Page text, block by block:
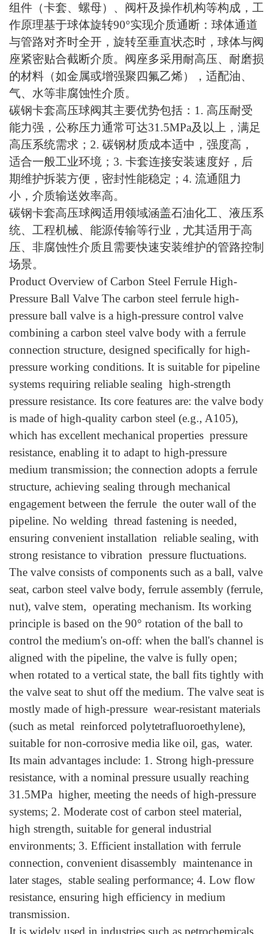
组件（卡套、螺母）、阀杆及操作机构等构成，工
作原理基于球体旋转90°实现介质通断：球体通道
与管路对齐时全开，旋转至垂直状态时，球体与阀
座紧密贴合截断介质。阀座多采用耐高压、耐磨损
的材料（如金属或增强聚四氟乙烯），适配油、
气、水等非腐蚀性介质。
碳钢卡套高压球阀其主要优势包括： 1. 高压耐受
能力强，公称压力通常可达31.5MPa及以上，满足
高压系统需求；2. 碳钢材质成本适中，强度高，
适合一般工业环境；3. 卡套连接安装速度好，后
期维护拆装方便，密封性能稳定；4. 流通阻力
小，介质输送效率高。
碳钢卡套高压球阀适用领域涵盖石油化工、液压系
统、工程机械、能源传输等行业，尤其适用于高
压、非腐蚀性介质且需要快速安装维护的管路控制
场景。
Product Overview of Carbon Steel Ferrule High-
Pressure Ball Valve The carbon steel ferrule high-
pressure ball valve is a high-pressure control valve
combining a carbon steel valve body with a ferrule
connection structure, designed specifically for high-
pressure working conditions. It is suitable for pipeline
systems requiring reliable sealing high-strength
pressure resistance. Its core features are: the valve body
is made of high-quality carbon steel (e.g., A105),
which has excellent mechanical properties pressure
resistance, enabling it to adapt to high-pressure
medium transmission; the connection adopts a ferrule
structure, achieving sealing through mechanical
engagement between the ferrule the outer wall of the
pipeline. No welding thread fastening is needed,
ensuring convenient installation reliable sealing, with
strong resistance to vibration pressure fluctuations.
The valve consists of components such as a ball, valve
seat, carbon steel valve body, ferrule assembly (ferrule,
nut), valve stem, operating mechanism. Its working
principle is based on the 90° rotation of the ball to
control the medium's on-off: when the ball's channel is
aligned with the pipeline, the valve is fully open;
when rotated to a vertical state, the ball fits tightly with
the valve seat to shut off the medium. The valve seat is
mostly made of high-pressure wear-resistant materials
(such as metal reinforced polytetrafluoroethylene),
suitable for non-corrosive media like oil, gas, water.
Its main advantages include: 1. Strong high-pressure
resistance, with a nominal pressure usually reaching
31.5MPa higher, meeting the needs of high-pressure
systems; 2. Moderate cost of carbon steel material,
high strength, suitable for general industrial
environments; 3. Efficient installation with ferrule
connection, convenient disassembly maintenance in
later stages, stable sealing performance; 4. Low flow
resistance, ensuring high efficiency in medium
transmission.
It is widely used in industries such as petrochemicals,